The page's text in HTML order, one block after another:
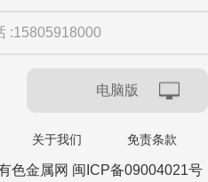
:15805918000
电脑版
关于我们 免责条款
色金属网 闽ICP备09004021号